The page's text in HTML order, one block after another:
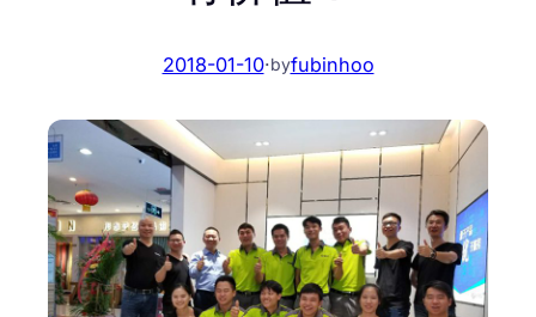
2018-01-10·byfubinhoo